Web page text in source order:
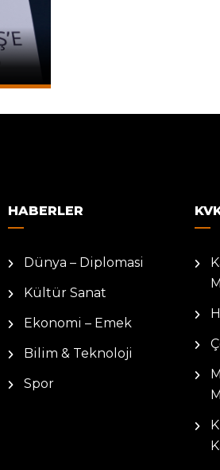
HABERLER
Dünya – Diplomasi
Kültür Sanat
Ekonomi – Emek
Bilim & Teknoloji
Spor